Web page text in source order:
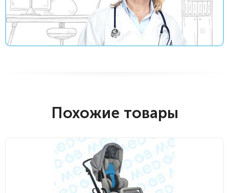
Похожие товары